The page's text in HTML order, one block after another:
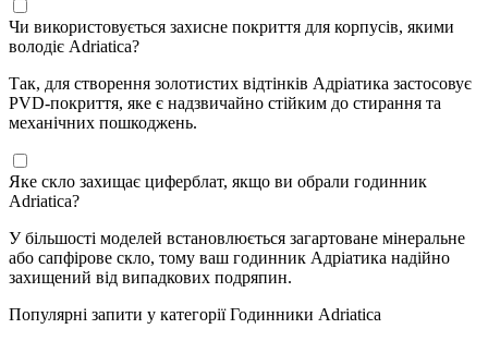
Чи використовується захисне покриття для корпусів, якими
володіє Adriatica?
Так, для створення золотистих відтінків Адріатика застосовує
PVD-покриття, яке є надзвичайно стійким до стирання та
механічних пошкоджень.
Яке скло захищає циферблат, якщо ви обрали годинник
Adriatica?
У більшості моделей встановлюється загартоване мінеральне
або сапфірове скло, тому ваш годинник Адріатика надійно
захищений від випадкових подряпин.
Популярні запити у категорії Годинники Adriatica